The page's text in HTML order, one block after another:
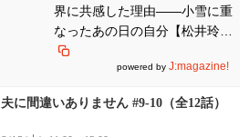
界に共感した理由――小雪に重
なったあの日の自分【松井玲
奈】
powered by J:magazine!
夫に間違いありません #9-10（全12話）